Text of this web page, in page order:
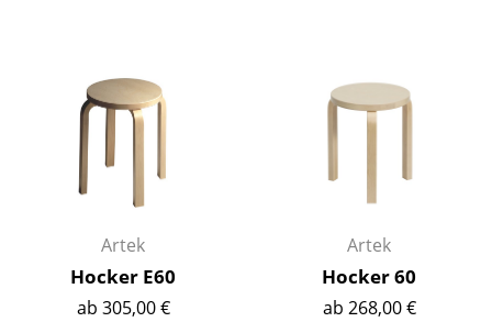
Stehleuchten & Leseleuchten
Bodenleuchten
Wandleuchten
Outdoor-Leuchten
Akkuleuchten
... alle Leuchten
Artek
Hocker E60
ab 305,00 €
Artek
Hocker 60
ab 268,00 €